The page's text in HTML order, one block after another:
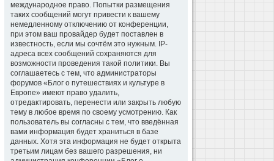
международное право. Попытки размещения
таких сообщений могут привести к вашему
немедленному отключению от конференции,
при этом ваш провайдер будет поставлен в
известность, если мы сочтём это нужным. IP-
адреса всех сообщений сохраняются для
возможности проведения такой политики. Вы
соглашаетесь с тем, что администраторы
форумов «Блог о путешествиях и культуре в
Европе» имеют право удалить,
отредактировать, перенести или закрыть любую
тему в любое время по своему усмотрению. Как
пользователь вы согласны с тем, что введённая
вами информация будет храниться в базе
данных. Хотя эта информация не будет открыта
третьим лицам без вашего разрешения, ни